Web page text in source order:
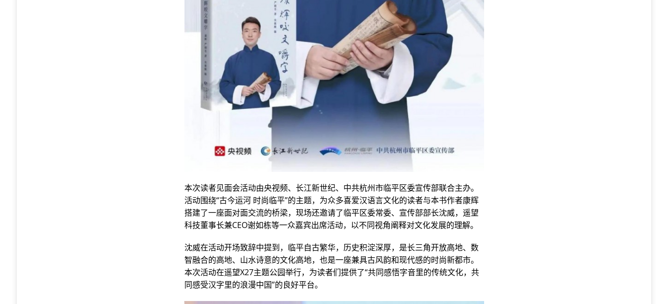
本次读者见面会活动由央视频、长江新世纪、中共杭州市临平区委宣传部联合主办。
活动围绕“古今运河 时尚临平”的主题，为众多喜爱汉语言文化的读者与本书作者康辉
搭建了一座面对面交流的桥梁，现场还邀请了临平区委常委、宣传部部长沈威，遥望
科技董事长兼CEO谢如栋等一众嘉宾出席活动，以不同视角阐释对文化发展的理解。
沈威在活动开场致辞中提到，临平自古繁华，历史积淀深厚，是长三角开放高地、数
智融合的高地、山水诗意的文化高地，也是一座兼具古风韵和现代感的时尚新都市。
本次活动在遥望X27主题公园举行，为读者们提供了“共同感悟字音里的传统文化，共
同感受汉字里的浪漫中国”的良好平台。